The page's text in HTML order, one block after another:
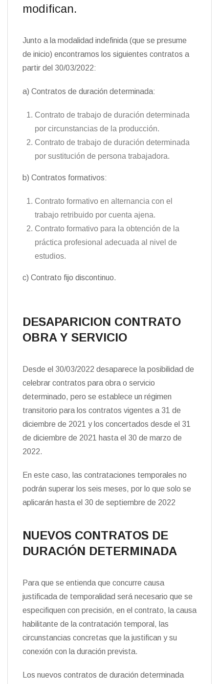
modifican.
Junto a la modalidad indefinida (que se presume
de inicio) encontramos los siguientes contratos a
partir del 30/03/2022:
a) Contratos de duración determinada:
Contrato de trabajo de duración determinada
por circunstancias de la producción.
Contrato de trabajo de duración determinada
por sustitución de persona trabajadora.
b) Contratos formativos:
Contrato formativo en alternancia con el
trabajo retribuido por cuenta ajena.
Contrato formativo para la obtención de la
práctica profesional adecuada al nivel de
estudios.
c) Contrato fijo discontinuo.
DESAPARICION CONTRATO
OBRA Y SERVICIO
Desde el 30/03/2022 desaparece la posibilidad de
celebrar contratos para obra o servicio
determinado, pero se establece un régimen
transitorio para los contratos vigentes a 31 de
diciembre de 2021 y los concertados desde el 31
de diciembre de 2021 hasta el 30 de marzo de
2022.
En este caso, las contrataciones temporales no
podrán superar los seis meses, por lo que solo se
aplicarán hasta el 30 de septiembre de 2022
NUEVOS CONTRATOS DE
DURACIÓN DETERMINADA
Para que se entienda que concurre causa
justificada de temporalidad será necesario que se
especifiquen con precisión, en el contrato, la causa
habilitante de la contratación temporal, las
circunstancias concretas que la justifican y su
conexión con la duración prevista.
Los nuevos contratos de duración determinada